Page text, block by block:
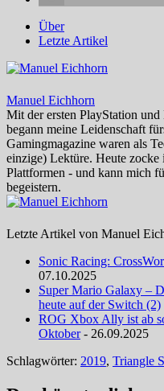
Über
Letzte Artikel
Manuel Eichhorn
Mit der ersten PlayStation
begann meine Leidenschaft
Gamingmagazine waren als
einzige) Lektüre. Heute zocke
Plattformen - und kann mich
begeistern.
Letzte Artikel von Manuel
Sonic Racing:
07.10.2025
Super Mario Galaxy –
heute auf der Switch (2)
ROG Xbox Ally ist ab
Oktober- 26.09.2025
Schlagwörter: 2019, Triangle